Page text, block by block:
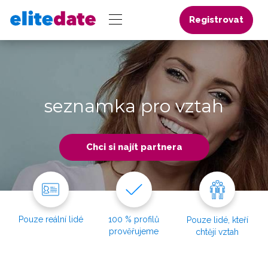
Registrovat
seznamka pro vztah
Chci si najít partnera
Pouze reální lidé
100 % profilů
prověřujeme
Pouze lidé, kteří
chtějí vztah